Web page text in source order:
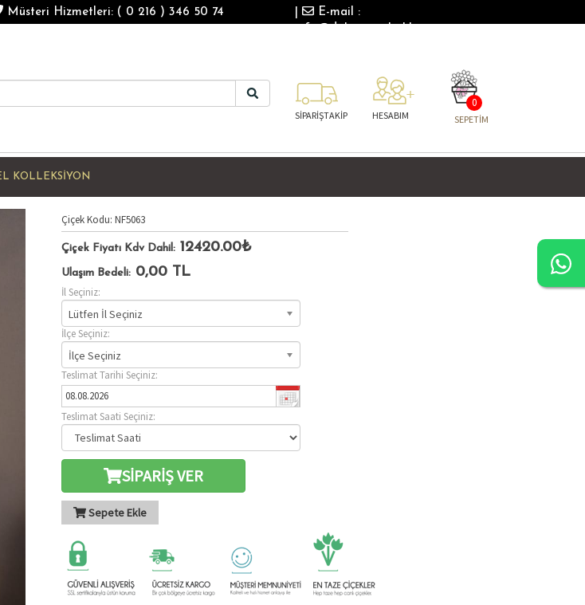
E-mail :
Müsteri Hizmetleri: ( 0 216 ) 346 50 74
SİPARİŞTAKİP HESABIM
0
SEPETİM
KOLLEKSİYON
Çiçek Kodu: NF5063
Çiçek Fiyatı Kdv Dahil: 12420.00₺
Ulaşım Bedeli: 0,00 TL
İl Seçiniz:
Lütfen İl Seçiniz
İlçe Seçiniz:
İlçe Seçiniz
Teslimat Tarihi Seçiniz:
Teslimat Saati Seçiniz:
SİPARİŞ VER
Sepete Ekle